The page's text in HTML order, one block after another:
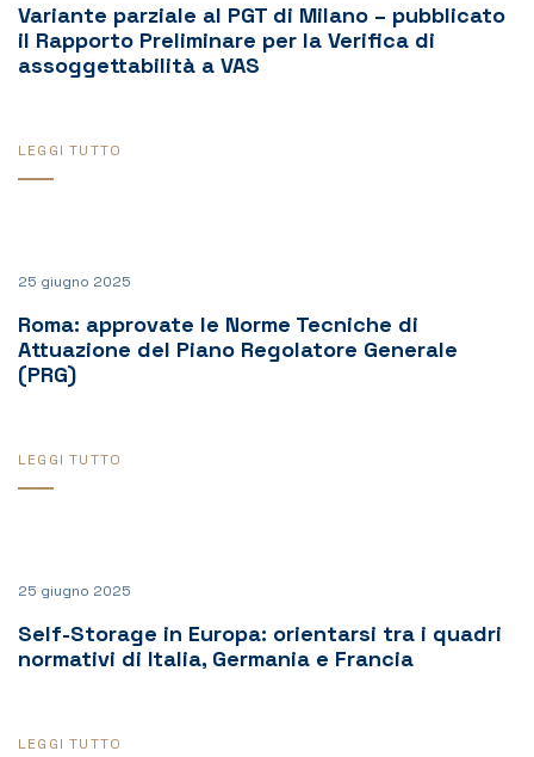
Variante parziale al PGT di Milano – pubblicato
il Rapporto Preliminare per la Verifica di
assoggettabilità a VAS
LEGGI TUTTO
25 giugno 2025
Roma: approvate le Norme Tecniche di
Attuazione del Piano Regolatore Generale
(PRG)
LEGGI TUTTO
25 giugno 2025
Self-Storage in Europa: orientarsi tra i quadri
normativi di Italia, Germania e Francia
LEGGI TUTTO